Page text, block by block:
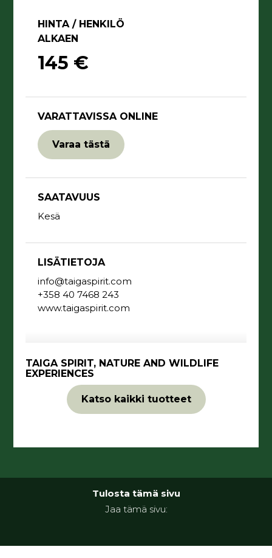
HINTA / HENKILÖ
ALKAEN
145 €
VARATTAVISSA ONLINE
Varaa tästä
SAATAVUUS
Kesä
LISÄTIETOJA
info@taigaspirit.com
+358 40 7468 243
www.taigaspirit.com
TAIGA SPIRIT, NATURE AND WILDLIFE
EXPERIENCES
Katso kaikki tuotteet
Tulosta tämä sivu
Jaa tämä sivu: